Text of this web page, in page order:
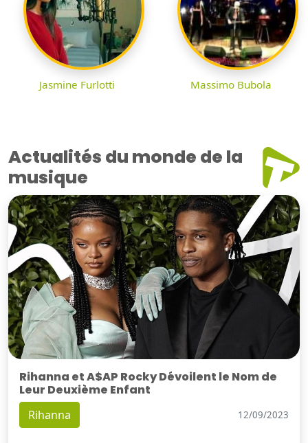
Jasmine Furlotti Massimo Bubola
Actualités du monde de la
musique
Rihanna et A$AP Rocky Dévoilent le Nom de
Leur Deuxième Enfant
Rihanna 12/09/2023